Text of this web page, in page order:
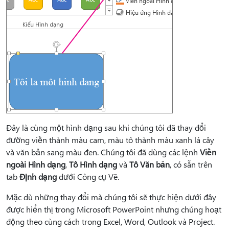
Đây là cùng một hình dạng sau khi chúng tôi đã thay đổi
đường viền thành màu cam, màu tô thành màu xanh lá cây
và văn bản sang màu đen. Chúng tôi đã dùng các lệnh Viền
ngoài Hình dạng,Tô Hình dạngvà Tô Văn bản, có sẵn trên
tabĐịnh dạngdưới Công cụ Vẽ.
Mặc dù những thay đổi mà chúng tôi sẽ thực hiện dưới đây
được hiển thị trong Microsoft PowerPoint nhưng chúng hoạt
động theo cùng cách trong Excel, Word, Outlook và Project.